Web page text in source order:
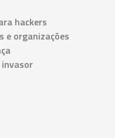
hackers
e organizações